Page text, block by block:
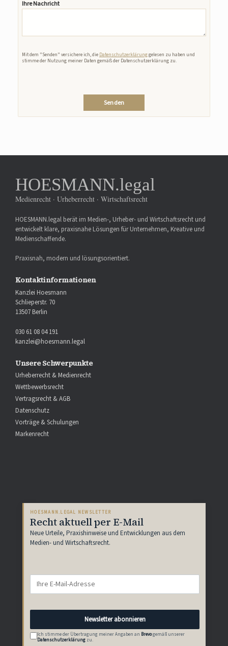
Ihre Nachricht
Mit dem "Senden" versichere ich, die Datenschutzerklärunggelesen zu haben und
stimme der Nutzung meiner Daten gemäß der Datenschutzerklärung zu.
HOESMANN.legal
Medienrecht · Urheberrecht · Wirtschaftsrecht
HOESMANN.legal berät im Medien-, Urheber- und Wirtschaftsrecht und
entwickelt klare, praxisnahe Lösungen für Unternehmen, Kreative und
Medienschaffende.
Praxisnah, modern und lösungsorientiert.
Kontaktinformationen
Kanzlei Hoesmann
Schlieperstr. 70
13507 Berlin
030 61 08 04 191
kanzlei@hoesmann.legal
Unsere Schwerpunkte
Urheberrecht & Medienrecht
Wettbewerbsrecht
Vertragsrecht & AGB
Datenschutz
Vorträge & Schulungen
Markenrecht
HOESMANN.LEGAL NEWSLETTER
Recht aktuell per E-Mail
Neue Urteile, Praxishinweise und Entwicklungen aus dem
Medien- und Wirtschaftsrecht.
Newsletter abonnieren
Ich stimme der Übertragung meiner Angaben an Brevogemäß unserer
Datenschutzerklärung zu.